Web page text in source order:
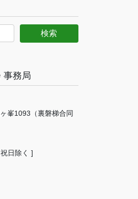
事務局
峯1093（裏磐梯合同
日除く ]